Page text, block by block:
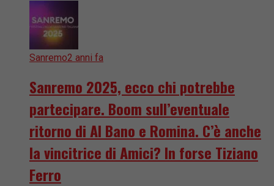
Sanremo2 anni fa
Sanremo 2025, ecco chi potrebbe
partecipare. Boom sull’eventuale
ritorno di Al Bano e Romina. C’è anche
la vincitrice di Amici? In forse Tiziano
Ferro